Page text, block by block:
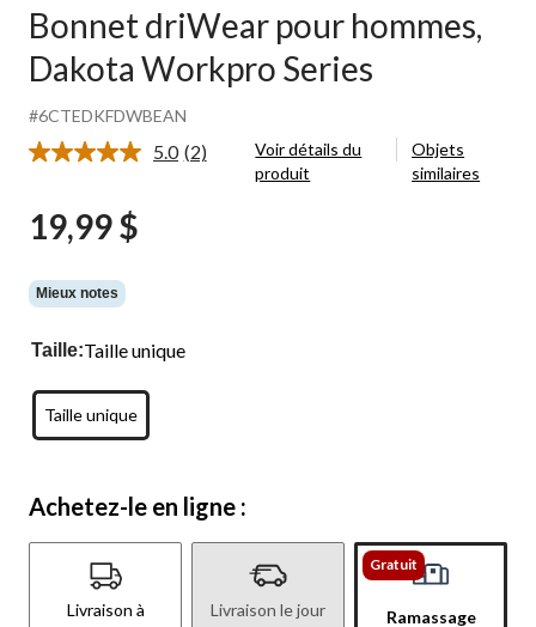
Bonnet driWear pour hommes,
Dakota Workpro Series
#6CTEDKFDWBEAN
5.0 Lire
(2)
Voir détails du
produit
Objets
similaires
19,99 $
Mieux notes
Taille:Taille unique
Taille unique
Achetez-le en ligne :
Livraison à
Livraison le jour
Gratuit
Ramassage